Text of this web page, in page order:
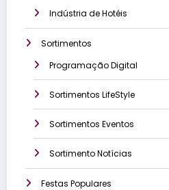
Indústria de Hotéis
Sortimentos
Programação Digital
Sortimentos LifeStyle
Sortimentos Eventos
Sortimento Notícias
Festas Populares